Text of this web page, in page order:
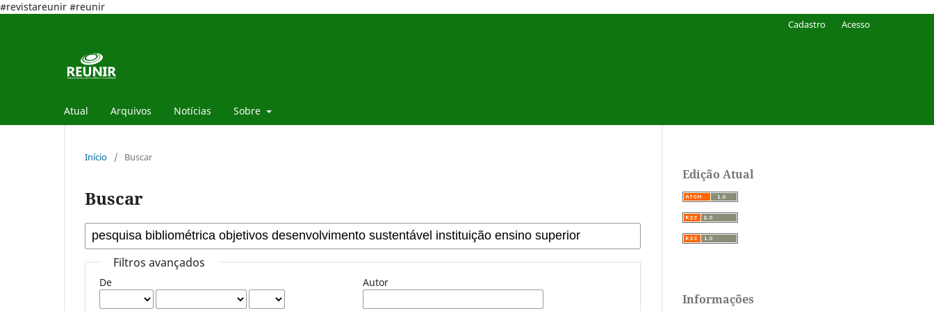
#revistareunir #reunir
Atual Arquivos Notícias Sobre
Cadastro Acesso
Início / Buscar
Buscar
Filtros avançados
De Autor
Edição Atual
Informações